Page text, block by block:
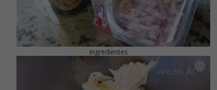
Ingredientes